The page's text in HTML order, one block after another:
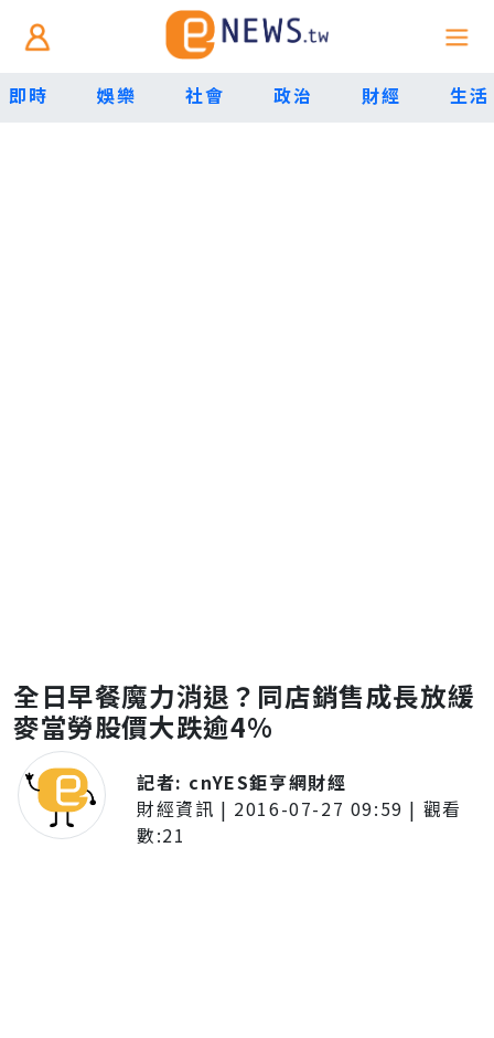
即時 娛樂 社會 政治 財經 生活
全日早餐魔力消退？同店銷售成長放緩
麥當勞股價大跌逾4%
記者: cnYES鉅亨網財經
財經資訊 | 2016-07-27 09:59 | 觀看
數:21